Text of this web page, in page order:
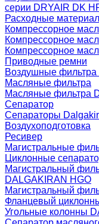
cерии DRYAIR DK
Расходные
Компрессорное
Компрессорное
Компрессорное
Приводные ремни
Воздушные фильтра
Масляные фильтра
Масляные фильтра
Сепаратор
Сепараторы
Воздухоподготовка
Ресивер
Магистральные
Циклонные
Магистральный
DALGAKIRAN HGO
Магистральный
Фланцевый
Угольные колонны